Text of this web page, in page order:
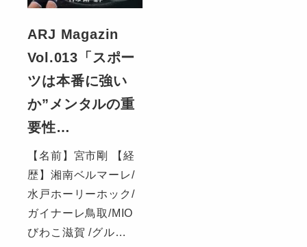
ARJ Magazin
Vol.013「スポー
ツは本番に強い
か”メンタルの重
要性…
【名前】宮市剛 【経
歴】湘南ベルマーレ/
水戸ホーリーホック/
ガイナーレ鳥取/MIO
びわこ滋賀 /グル…